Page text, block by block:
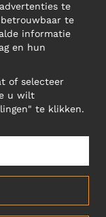
(NL)
te
te
informatie
en hun
of selecteer
u wilt
te klikken.